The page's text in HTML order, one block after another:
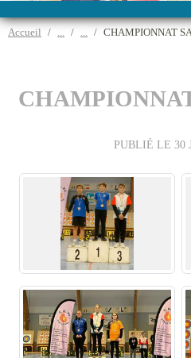
Accueil CHAMPIONNAT
PUBLIÉ LE 30